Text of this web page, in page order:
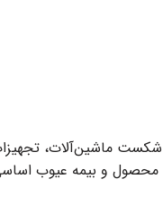
ماشین‌آلات،
محصول و بیمه عیوب